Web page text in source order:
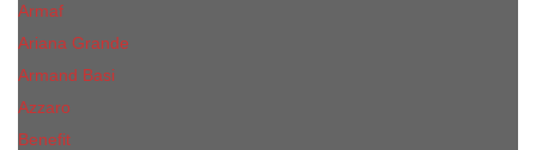
Armaf
Ariana Grande
Armand Basi
Azzaro
Benefit